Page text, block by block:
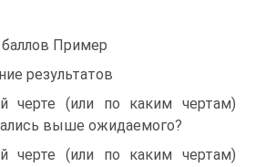
Пример
результатов
черте (или по каким чертам)
выше ожидаемого?
черте (или по каким чертам)